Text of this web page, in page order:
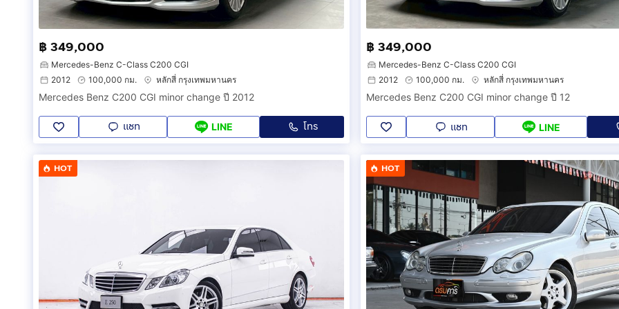
฿ 349,000
Mercedes-Benz C-Class C200 CGI
2012
100,000 กม. หลักสี่ กรุงเทพมหานคร
Mercedes Benz C200 CGI minor change ปี 2012
แชท LINE โทร
฿ 349,000
Mercedes-Benz C-Class C200 CGI
2012
100,000 กม. หลักสี่ กรุงเทพมหานคร
Mercedes Benz C200 CGI minor change ปี 12
แชท LINE
HOT HOT